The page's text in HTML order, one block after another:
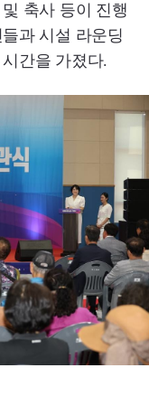
축사 등이 진행
과 시설 라운딩
간을 가졌다.